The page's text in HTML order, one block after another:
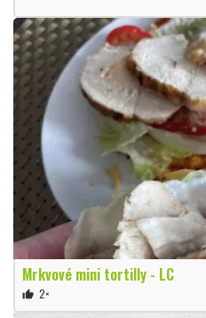
Mrkvové mini tortilly - LC
thumb_up 2×